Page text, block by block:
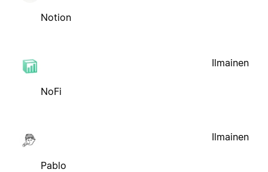
Notion
NoFi
Ilmainen
Pablo
Ilmainen